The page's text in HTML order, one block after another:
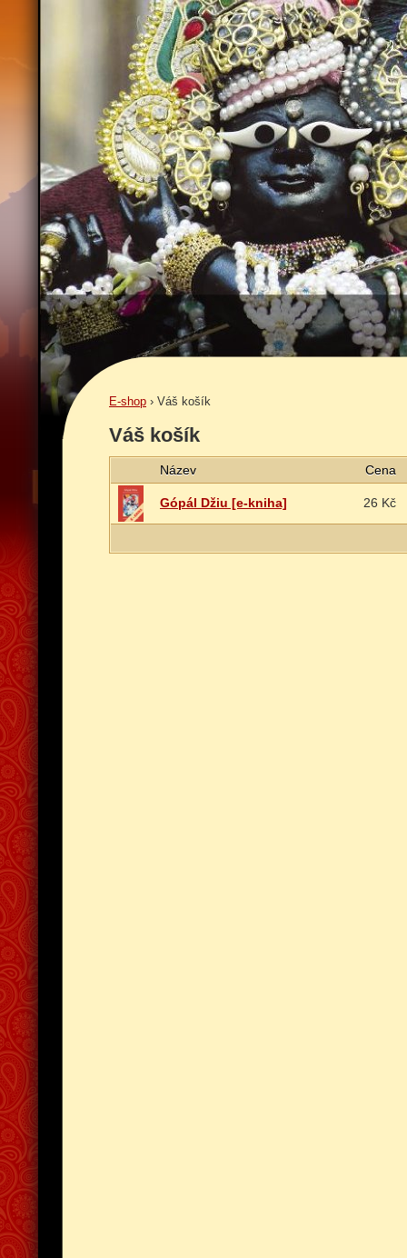
E-shop › Váš košík
Váš košík
Název Cena
Gópál Džiu [e-kniha] 26 Kč